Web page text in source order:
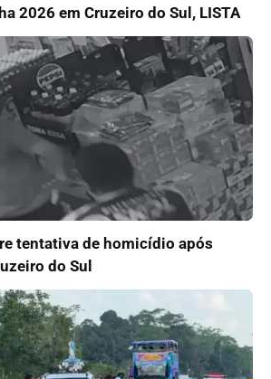
2026 em Cruzeiro do Sul, LISTA
tentativa de homicídio após
do Sul